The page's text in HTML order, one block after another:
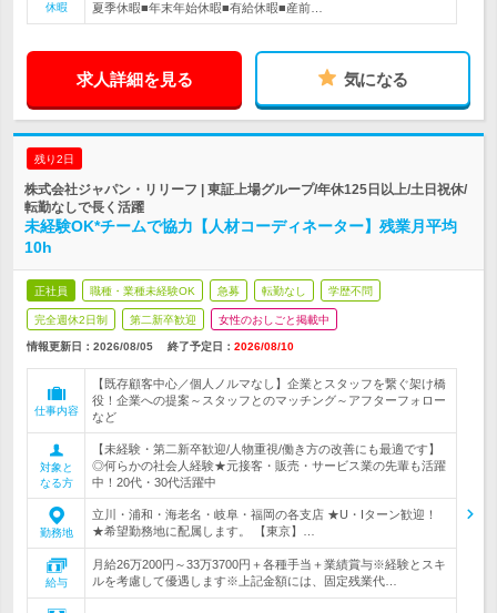
休暇
夏季休暇■年末年始休暇■有給休暇■産前…
求人詳細を見る 気になる
残り2日
株式会社ジャパン・リリーフ | 東証上場グループ/年休125日以上/土日祝休/
転勤なしで長く活躍
未経験OK*チームで協力【人材コーディネーター】残業月平均
10h
正社員 職種・業種未経験OK 急募 転勤なし 学歴不問
完全週休2日制 第二新卒歓迎 女性のおしごと掲載中
情報更新日：2026/08/05 終了予定日： 2026/08/10
仕事内容
【既存顧客中心／個人ノルマなし】企業とスタッフを繋ぐ架け橋
役！企業への提案～スタッフとのマッチング～アフターフォロー
など
対象と
なる方
【未経験・第二新卒歓迎/人物重視/働き方の改善にも最適です】
◎何らかの社会人経験★元接客・販売・サービス業の先輩も活躍
中！20代・30代活躍中
勤務地
立川・浦和・海老名・岐阜・福岡の各支店 ★U・Iターン歓迎！
★希望勤務地に配属します。 【東京】…
給与
月給26万200円～33万3700円＋各種手当＋業績賞与※経験とスキ
ルを考慮して優遇します※上記金額には、固定残業代…